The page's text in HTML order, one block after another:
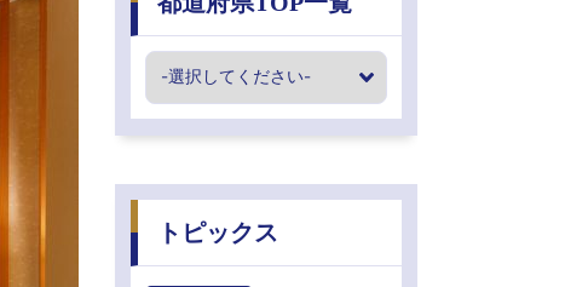
トピックス